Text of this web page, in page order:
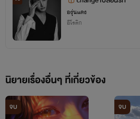
องุ่นแดง
อีโรติก
นิยายเรื่องอื่นๆ ที่เกี่ยวข้อง
จบ จบ